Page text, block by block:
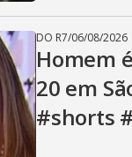
DO R7/06/08/2026
Homem
20 em
#shorts